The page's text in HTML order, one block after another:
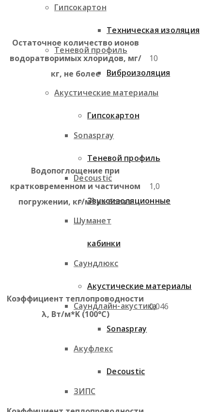
Гипсокартон
Теневой профиль
Акустические материалы
Sonaspray
Decoustic
Шуманет
Саундлюкс
Саундлайн-акустика
Акуфлекс
ЗИПС
Техническая изоляция
Виброизоляция
Гипсокартон
Теневой профиль
Звукоизоляционные
кабинки
Акустические материалы
Sonaspray
Decoustic
Остаточное количество ионов
водоратворимых хлоридов, мг/
кг, не более
10
Водопоглощение при
кратковременном и частичном
погружении, кг/м² не более
1,0
Коэффициент теплопроводности
λ, Вт/м*K (100°C)
0,046